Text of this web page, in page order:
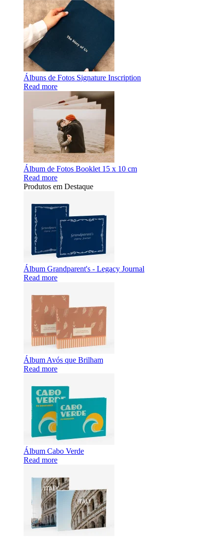
Álbuns de Fotos Signature Inscription
Read more
Álbum de Fotos Booklet 15 x 10 cm
Read more
Produtos em Destaque
Álbum Grandparent's - Legacy Journal
Read more
Álbum Avós que Brilham
Read more
Álbum Cabo Verde
Read more